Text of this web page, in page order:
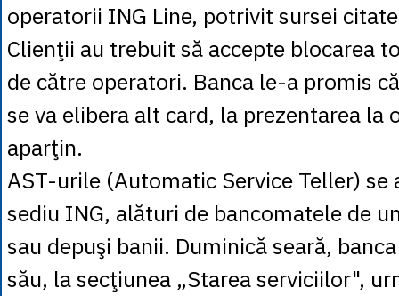
operatorii ING Line, potrivit sursei
Clienţii au trebuit să accepte blocarea
de către operatori. Banca le-a promis
se va elibera alt card, la prezentarea la
aparţin.
AST-urile (Automatic Service Teller) se
sediu ING, alături de bancomatele de
sau depuşi banii. Duminică seară,
său, la secţiunea „Starea serviciilor",